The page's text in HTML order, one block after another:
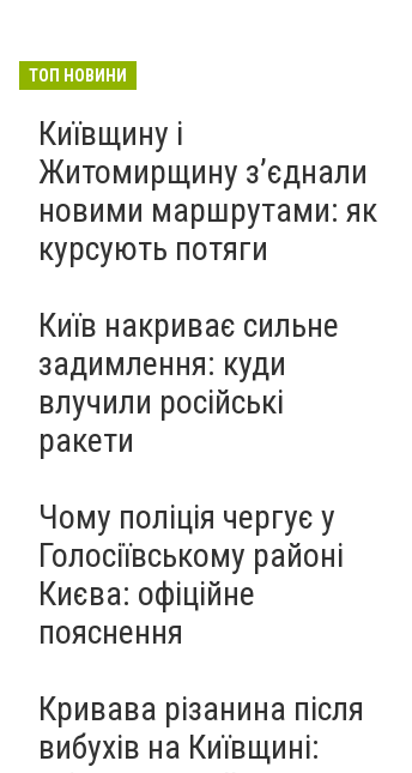
ТОП НОВИНИ
Київщину і
Житомирщину з’єднали
новими маршрутами: як
курсують потяги
Київ накриває сильне
задимлення: куди
влучили російські
ракети
Чому поліція чергує у
Голосіївському районі
Києва: офіційне
пояснення
Кривава різанина після
вибухів на Київщині: